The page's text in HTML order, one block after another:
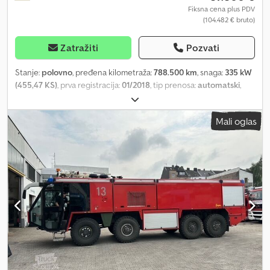
tvrdnje. Pravno: Ovaj oglas za prodaju ne predstavlja ponudu u
smislu §145 BGB. Ova objava služi isključivo kao informacija za
predstavljaju garantovane karakteristike.
Fiksna cena plus PDV
(104.482 € bruto)
Zatražiti Pozvati
Stanje: polovno, pređena kilometraža:788.500 km, snaga: 335 kW
(455,47 KS), prva registracija:01/2018, tip prenosa:automatski,
, Oprema:klima uređaj
Prva registracija: 09.01.2018 - Paccar motor - 455 KS - Euro 6 - 10-
stepeni Eaton Fuller automatski menjač - Pređena kilometraža
cca 788.500 kilometara - Disk kočnice - Zadnja osovina, vazdušno
ogibljenje - Podesiva sedlasta ploča - Blokada diferencijala -
Aluminijumske felne - Aluminijumski rezervoari - Potpuna oplata -
Adaptivni tempomat sa pomoćnikom za kočenje - 2x ležaj za
spavanje - 2x sedišta, vazdušno ogibljenje - Frižider - Tempomat -
Klima uređaj - Podesivi multifunkcionalni volan - Bord računari -
Digitalni tahograf - Radio - Kočioni sistem prepravljen po EU normi
- 24V instalacija za svetla i ABS za prikolicu - Nemačka registracija
Cjdpfep Nny Uox Aixorf Vozilo je tek stiglo i nalazi se u fazi
prepravljanja. Može se pogledati u bilo kom trenutku. Cena:
87.800,00 € neto Više fotografija možete pronaći na našem sajtu.
Mali oglas